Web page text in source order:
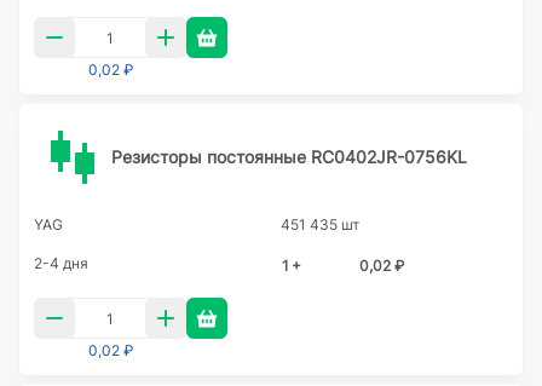
0,02 ₽
Резисторы постоянные RC0402JR-0756KL
YAG 451 435 шт
2-4 дня 1 + 0,02 ₽
0,02 ₽